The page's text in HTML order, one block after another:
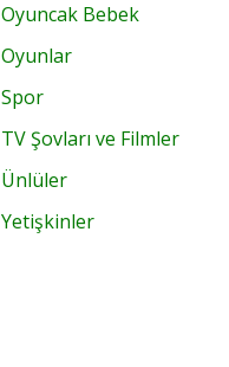
Oyuncak Bebek
Oyunlar
Spor
TV Şovları ve Filmler
Ünlüler
Yetişkinler